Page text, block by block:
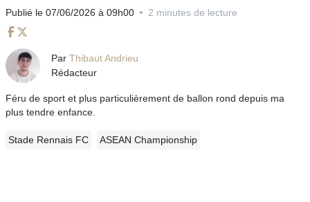
Publié le 07/06/2026 à 09h00 2 minutes de lecture
Par Thibaut Andrieu
Rédacteur
Féru de sport et plus particulièrement de ballon rond depuis ma
plus tendre enfance.
Stade Rennais FC ASEAN Championship